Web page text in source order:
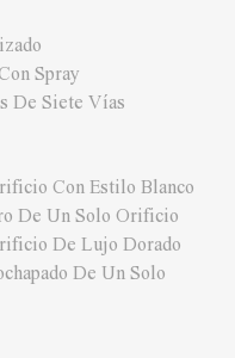
Spray
De Siete Vías
Con Estilo Blanco
De Un Solo Orificio
De Lujo Dorado
De Un Solo